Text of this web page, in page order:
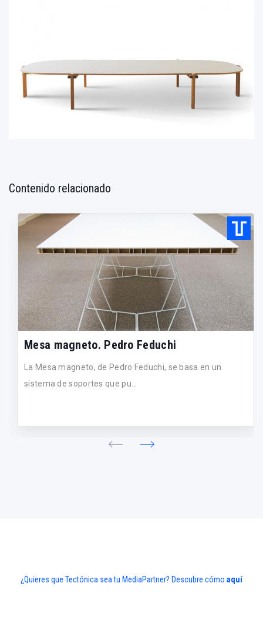
Contenido relacionado
Mesa magneto. Pedro Feduchi
La Mesa magneto, de Pedro Feduchi, se basa en un
sistema de soportes que pu...
¿Quieres que Tectónica sea tu MediaPartner? Descubre cómo aquí